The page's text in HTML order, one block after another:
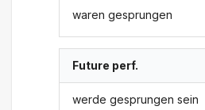
waren gesprungen
Future perf.
werde gesprungen sein